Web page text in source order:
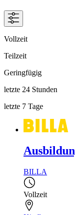
Vollzeit
Teilzeit
Geringfügig
letzte 24 Stunden
letzte 7 Tage
BILLA
Vollzeit